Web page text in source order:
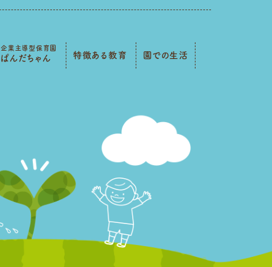
企業主導型保育園
ぱんだちゃん 特徴ある教育 園での生活